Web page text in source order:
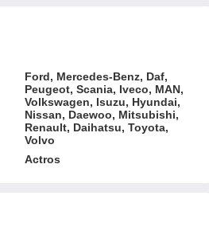
Ford, Mercedes-Benz, Daf,
Peugeot, Scania, Iveco, MAN,
Volkswagen, Isuzu, Hyundai,
Nissan, Daewoo, Mitsubishi,
Renault, Daihatsu, Toyota,
Volvo
Actros